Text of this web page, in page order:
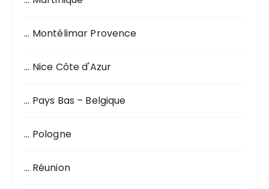
… Montélimar Provence
… Nice Côte d'Azur
… Pays Bas – Belgique
… Pologne
… Réunion